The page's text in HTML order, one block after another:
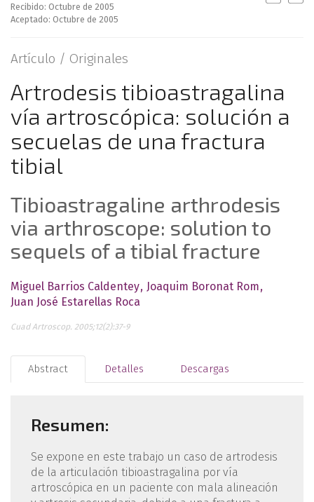
Recibido: Octubre de 2005
Aceptado: Octubre de 2005
Artículo / Originales
Artrodesis tibioastragalina
vía artroscópica: solución a
secuelas de una fractura
tibial
Tibioastragaline arthrodesis
via arthroscope: solution to
sequels of a tibial fracture
Miguel Barrios Caldentey Joaquim Boronat Rom
Juan José Estarellas Roca
Cuad Artroscop. 2005;12(2):37-9
Abstract Detalles Descargas
Resumen:
Se expone en este trabajo un caso de artro­desis
de la articulación tibioastragalina por vía
artroscópica en un paciente con mala alineación